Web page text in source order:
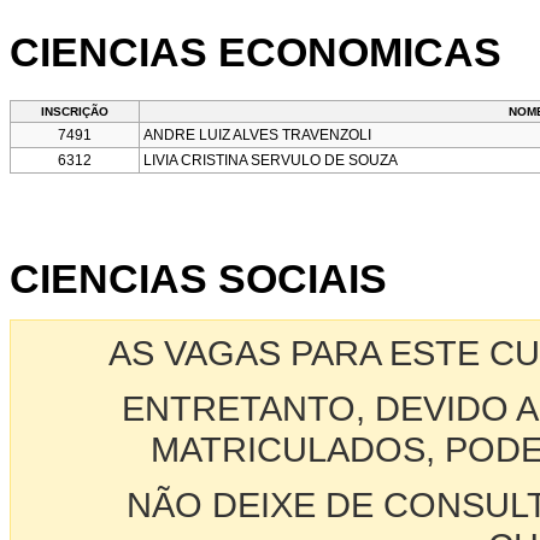
CIENCIAS ECONOMICAS
INSCRIÇÃO
7491
ANDRE LUIZ ALVES TRAVENZOLI
6312
LIVIA CRISTINA SERVULO DE SOUZA
CIENCIAS SOCIAIS
AS VAGAS PARA ESTE
ENTRETANTO, DEVIDO
MATRICULADOS,
NÃO DEIXE DE